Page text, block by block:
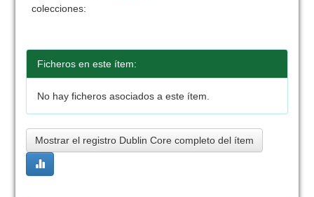
colecciones:
Ficheros en este ítem:
No hay ficheros asociados a este ítem.
Mostrar el registro Dublin Core completo del ítem